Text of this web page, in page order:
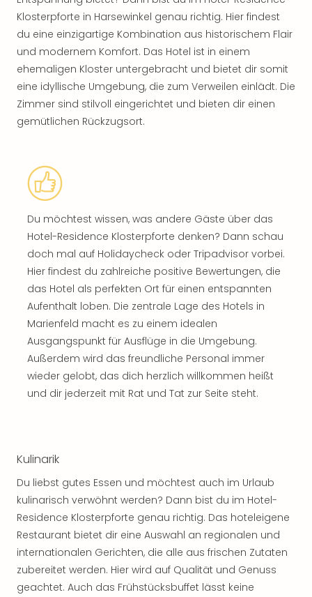
Klosterpforte in Harsewinkel genau richtig. Hier findest
du eine einzigartige Kombination aus historischem Flair
und modernem Komfort. Das Hotel ist in einem
ehemaligen Kloster untergebracht und bietet dir somit
eine idyllische Umgebung, die zum Verweilen einlädt. Die
Zimmer sind stilvoll eingerichtet und bieten dir einen
gemütlichen Rückzugsort.
Du möchtest wissen, was andere Gäste über das
Hotel-Residence Klosterpforte denken? Dann schau
doch mal auf Holidaycheck oder Tripadvisor vorbei.
Hier findest du zahlreiche positive Bewertungen, die
das Hotel als perfekten Ort für einen entspannten
Aufenthalt loben. Die zentrale Lage des Hotels in
Marienfeld macht es zu einem idealen
Ausgangspunkt für Ausflüge in die Umgebung.
Außerdem wird das freundliche Personal immer
wieder gelobt, das dich herzlich willkommen heißt
und dir jederzeit mit Rat und Tat zur Seite steht.
Kulinarik
Du liebst gutes Essen und möchtest auch im Urlaub
kulinarisch verwöhnt werden? Dann bist du im Hotel-
Residence Klosterpforte genau richtig. Das hoteleigene
Restaurant bietet dir eine Auswahl an regionalen und
internationalen Gerichten, die alle aus frischen Zutaten
zubereitet werden. Hier wird auf Qualität und Genuss
geachtet. Auch das Frühstücksbuffet lässt keine